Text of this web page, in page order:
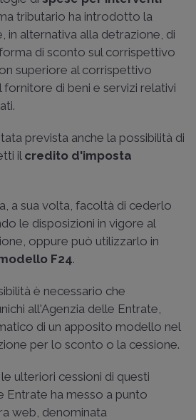
tributario ha introdotto la
in alternativa alla detrazione, di
di sconto sul corrispettivo
superiore al corrispettivo
di beni e servizi relativi
prevista anche la possibilità di
il credito d'imposta
a sua volta, facoltà di cederlo
le disposizioni in vigore al
oppure può utilizzarlo in
F24.
è necessario che
all'Agenzia delle Entrate,
di un apposito modello nel
per lo sconto o la cessione.
ulteriori cessioni di questi
Entrate ha messo a punto
web, denominata